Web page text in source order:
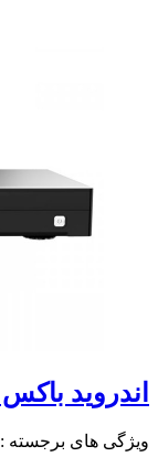
اندروید باکس Egreat مدل A8 Pro
ویژگی های برجسته :